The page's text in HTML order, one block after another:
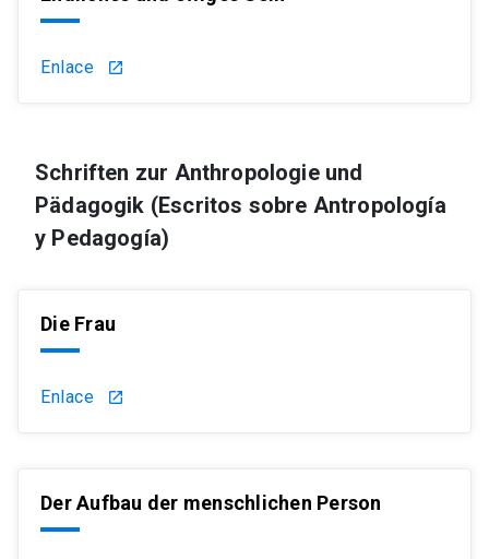
Enlace launch
Schriften zur Anthropologie und
Pädagogik (Escritos sobre Antropología
y Pedagogía)
Die Frau
Enlace launch
Der Aufbau der menschlichen Person